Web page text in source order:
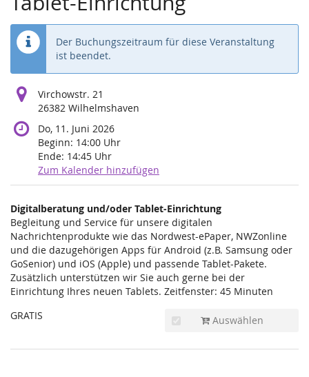
Der Buchungszeitraum für diese Veranstaltung
ist beendet.
Virchowstr. 21
26382 Wilhelmshaven
Do, 11. Juni 2026
Beginn: 14:00 Uhr
Ende: 14:45 Uhr
Zum Kalender hinzufügen
Produkte
Unkategorisierte
Produkte
Digitalberatung und/oder Tablet-Einrichtung
Begleitung und Service für unsere digitalen
Nachrichtenprodukte wie das Nordwest-ePaper, NWZonline
und die dazugehörigen Apps für Android (z.B. Samsung oder
GoSenior) und iOS (Apple) und passende Tablet-Pakete.
Zusätzlich unterstützen wir Sie auch gerne bei der
Einrichtung Ihres neuen Tablets. Zeitfenster: 45 Minuten
GRATIS
Auswählen